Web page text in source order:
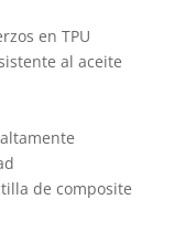
en TPU
al aceite
de composite